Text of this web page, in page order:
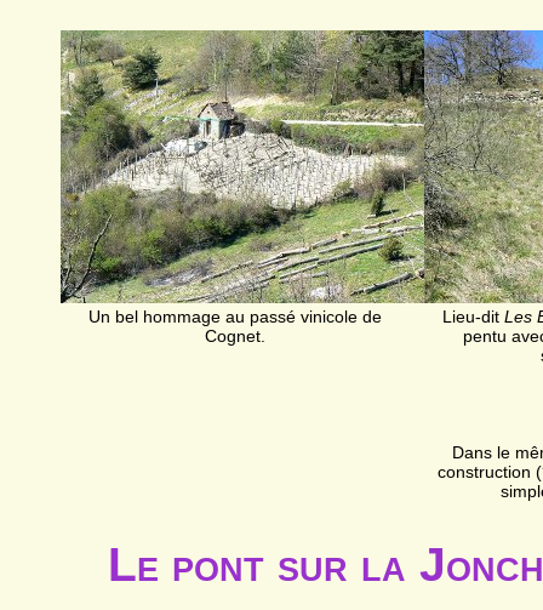
Un bel hommage au passé vinicole de
Cognet.
Lieu-ditLes
pentu
Dans le
construction
Le pont sur la